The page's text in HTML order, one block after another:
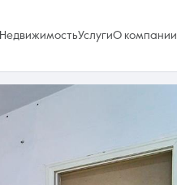
НедвижимостьУслугиО компании